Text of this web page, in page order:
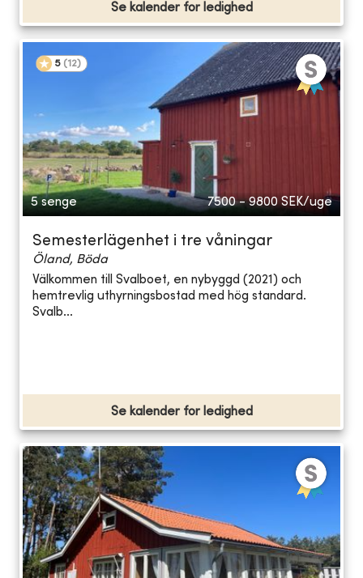
Se kalender for ledighed
5 (12)
5 senge 7500 - 9800 SEK/uge
Semesterlägenhet i tre våningar
Öland, Böda
Välkommen till Svalboet, en nybyggd (2021) och
hemtrevlig uthyrningsbostad med hög standard.
Svalb...
Se kalender for ledighed